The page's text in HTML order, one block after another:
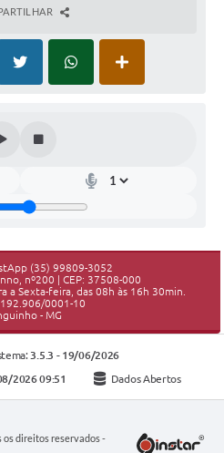
(35) 99809-3052
nº200 | CEP: 37508-000
Sexta-feira, das 08h às 16h 30min.
0001-10
- MG
3.5.3 - 19/06/2026
2026 09:51 Dados Abertos
os direitos reservados -